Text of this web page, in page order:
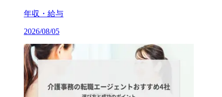
年収・給与
2026/08/05